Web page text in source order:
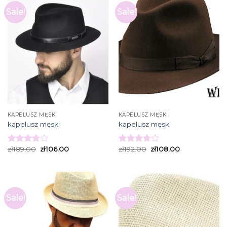
Sale!
KAPELUSZ MĘSKI
kapelusz męski
Rated
zł189.00 zł106.00
Sale!
KAPELUSZ MĘSKI
kapelusz męski
Rated
zł192.00 zł108.00
Sale! Sale!